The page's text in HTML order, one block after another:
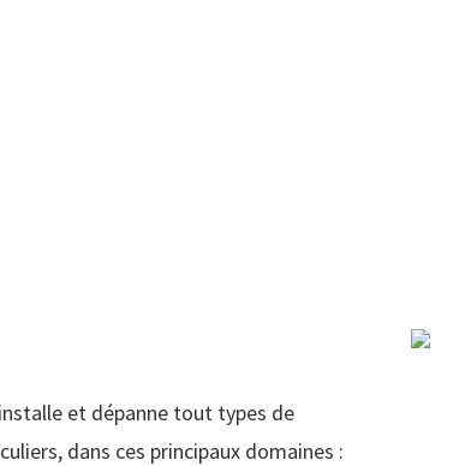
et dépanne tout types de
dans ces principaux domaines :